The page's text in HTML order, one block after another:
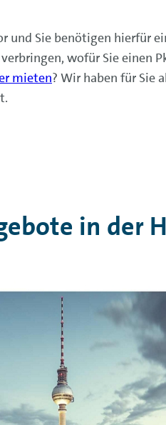
und Sie benötigen hierfür
wofür Sie einen
mieten? Wir haben für Sie
in der